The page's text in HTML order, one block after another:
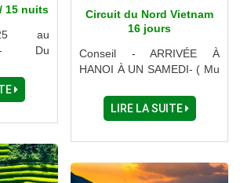
15 nuits
au
- Du
Circuit du Nord Vietnam
16 jours
Conseil - ARRIVÉE À
HANOI À UN SAMEDI- ( Mu
Marchés hebdomadaire -
Xin man, Si Ma cai - Hoang
Ban Gioc ......)
LIRE LA SUITE